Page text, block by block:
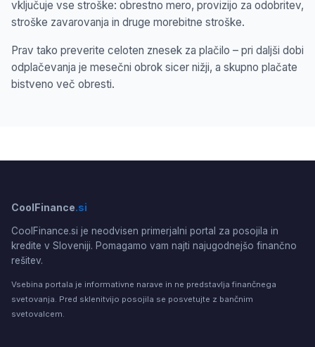
vključuje vse stroške: obrestno mero, provizijo za odobritev,
stroške zavarovanja in druge morebitne stroške.
Prav tako preverite celoten znesek za plačilo – pri daljši dobi
odplačevanja je mesečni obrok sicer nižji, a skupno plačate
bistveno več obresti.
CoolFinance.si
CoolFinance.si je neodvisen primerjalni portal za posojila in
kredite v Sloveniji. Pomagamo vam najti najugodnejšo finančno
rešitev.
Vsebina portala je informativne narave in ne predstavlja finančnega
svetovanja. Pred sklenitvijo posojila se posvetujte z bančnim
svetovalcem.